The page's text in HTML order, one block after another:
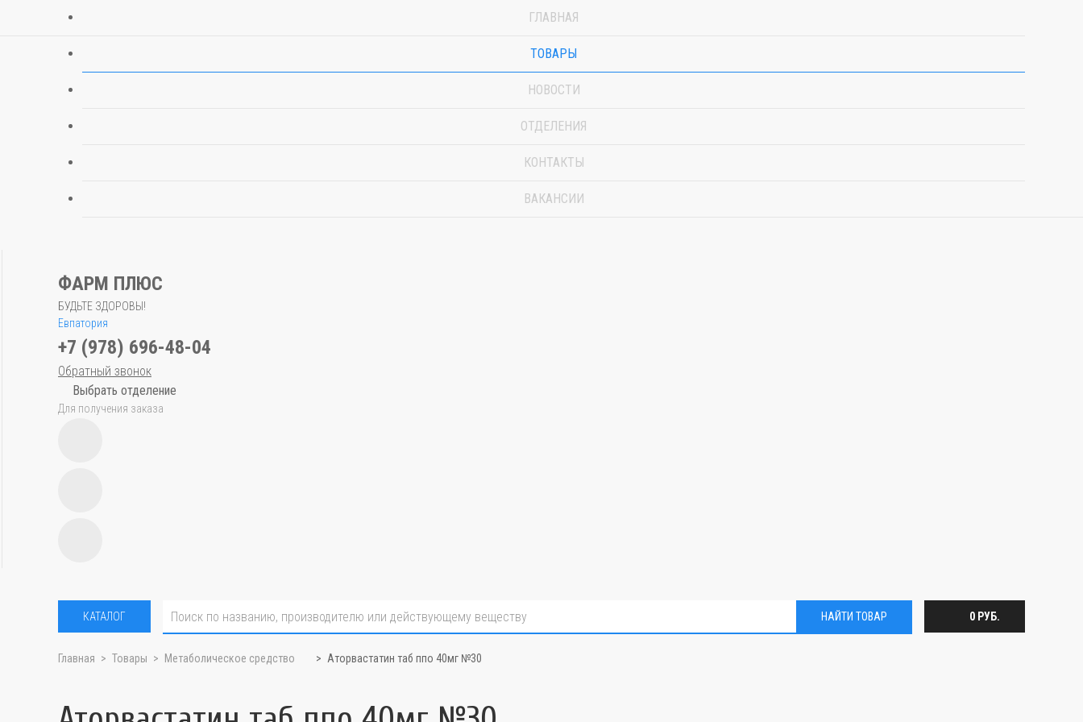
ГЛАВНАЯ
ТОВАРЫ
НОВОСТИ
ОТДЕЛЕНИЯ
КОНТАКТЫ
ВАКАНСИИ
ФАРМ ПЛЮС
БУДЬТЕ ЗДОРОВЫ!
Евпатория
+7 (978) 696-48-04
Обратный звонок
Выбрать отделение
Для получения заказа
КАТАЛОГ НАЙТИ ТОВАР 0 РУБ.
Главная Товары Метаболическое средство Аторвастатин таб ппо 40мг №30